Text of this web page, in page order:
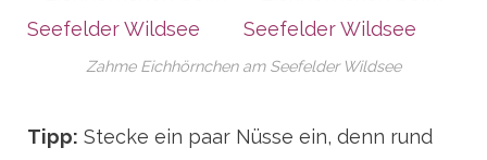
Zahme Eichhörnchen am Seefelder Wildsee
Tipp: Stecke ein paar Nüsse ein, denn rund